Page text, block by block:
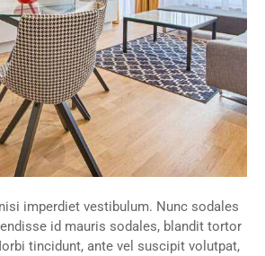
imperdiet vestibulum. Nunc sodales
id mauris sodales, blandit tortor
tincidunt, ante vel suscipit volutpat,